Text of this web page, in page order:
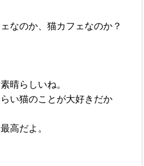
なのか、猫カフェなのか？
晴らしいね。
い猫のことが大好きだか
高だよ。